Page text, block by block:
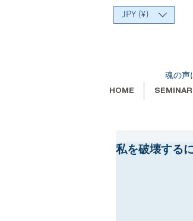
JPY (¥)
魂の声
HOME SEMINAR
私を破壊する